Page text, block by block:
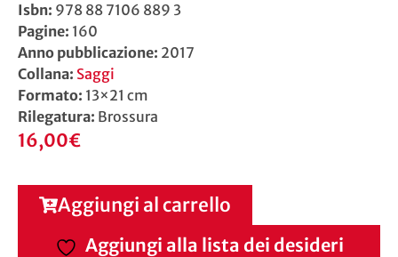
Isbn: 978 88 7106 889 3
Pagine: 160
Anno pubblicazione: 2017
Collana: Saggi
Formato: 13×21 cm
Rilegatura: Brossura
16,00€
Aggiungi al carrello
Aggiungi alla lista dei desideri